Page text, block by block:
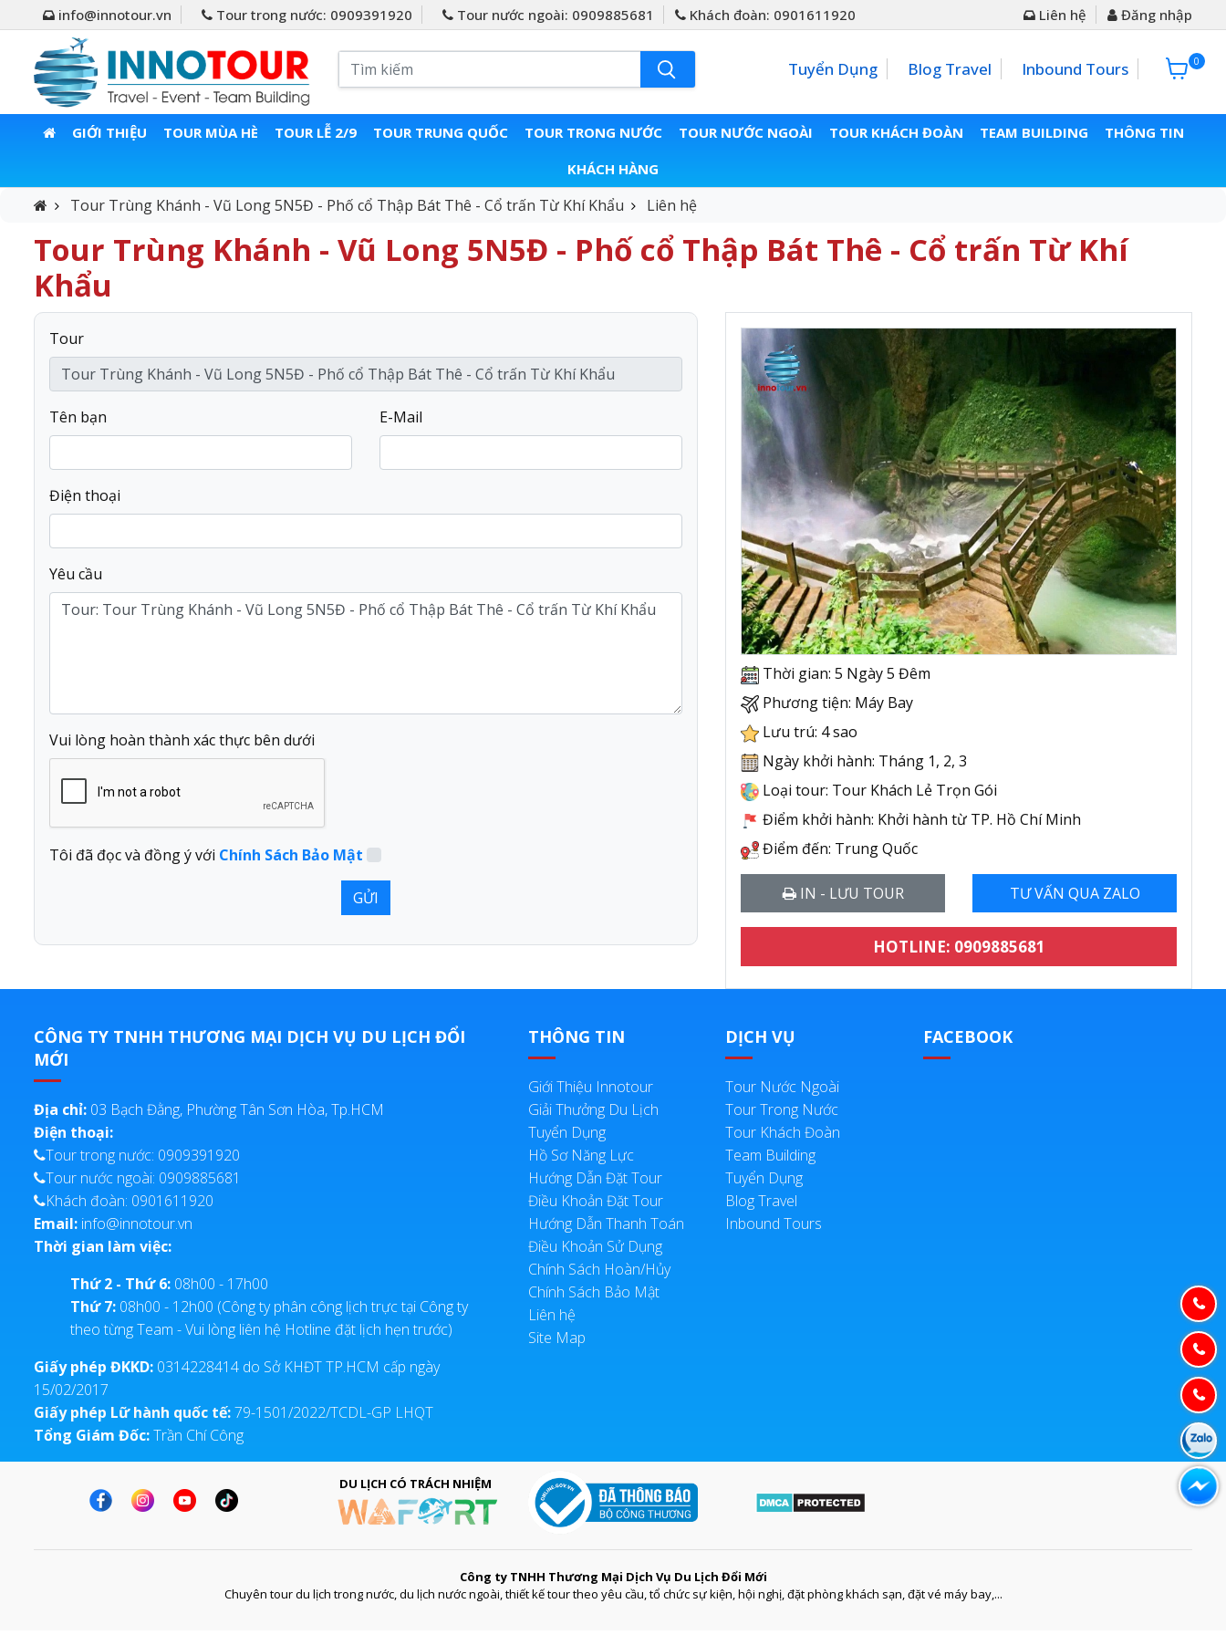
info@innotour.vn Tour trong nước: 0909391920 Tour nước ngoài: 0909885681 Khách đoàn: 0901611920 Liên hệ Đăng nhập
Tuyển Dụng Blog Travel Inbound Tours 0 0đ
GIỚI THIỆU TOUR MÙA HÈ TOUR LỄ 2/9 TOUR TRUNG QUỐC TOUR TRONG NƯỚC TOUR NƯỚC NGOÀI TOUR KHÁCH ĐOÀN TEAM BUILDING
THÔNG TIN
KHÁCH HÀNG
Tour Trùng Khánh - Vũ Long 5N5Đ - Phố cổ Thập Bát Thê - Cổ trấn Từ Khí Khẩu Liên hệ
Tour Trùng Khánh - Vũ Long 5N5Đ - Phố cổ Thập Bát Thê - Cổ trấn Từ Khí
Khẩu
Tour
Tên bạn E-Mail
Điện thoại
Yêu cầu
Vui lòng hoàn thành xác thực bên dưới
Tôi đã đọc và đồng ý với Chính Sách Bảo Mật
Thời gian: 5 Ngày 5 Đêm
Phương tiện: Máy Bay
Lưu trú: 4 sao
Ngày khởi hành: Tháng 1, 2, 3
Loại tour: Tour Khách Lẻ Trọn Gói
Điểm khởi hành: Khởi hành từ TP. Hồ Chí Minh
Điểm đến: Trung Quốc
IN - LƯU TOUR TƯ VẤN QUA ZALO
HOTLINE: 0909885681
CÔNG TY TNHH THƯƠNG MẠI DỊCH VỤ DU LỊCH ĐỔI
MỚI
Địa chỉ: 03 Bạch Đằng, Phường Tân Sơn Hòa, Tp.HCM
Điện thoại:
Tour trong nước: 0909391920
Tour nước ngoài: 0909885681
Khách đoàn: 0901611920
Email: info@innotour.vn
Thời gian làm việc:
Thứ 2 - Thứ 6: 08h00 - 17h00
Thứ 7: 08h00 - 12h00 (Công ty phân công lịch trực tại Công ty
theo từng Team - Vui lòng liên hệ Hotline đặt lịch hẹn trước)
Giấy phép ĐKKD: 0314228414 do Sở KHĐT TP.HCM cấp ngày
15/02/2017
Giấy phép Lữ hành quốc tế:79-1501/2022/TCDL-GP LHQT
Tổng Giám Đốc:Trần Chí Công
THÔNG TIN
Giới Thiệu Innotour
Giải Thưởng Du Lịch
Tuyển Dụng
Hồ Sơ Năng Lực
Hướng Dẫn Đặt Tour
Điều Khoản Đặt Tour
Hướng Dẫn Thanh Toán
Điều Khoản Sử Dụng
Chính Sách Hoàn/Hủy
Chính Sách Bảo Mật
Liên hệ
Site Map
DỊCH VỤ
Tour Nước Ngoài
Tour Trong Nước
Tour Khách Đoàn
Team Building
Tuyển Dụng
Blog Travel
Inbound Tours
FACEBOOK
DU LỊCH CÓ TRÁCH NHIỆM
Công ty TNHH Thương Mại Dịch Vụ Du Lịch Đổi Mới
Chuyên tour du lịch trong nước, du lịch nước ngoài, thiết kế tour theo yêu cầu, tổ chức sự kiện, hội nghị, đặt phòng khách sạn, đặt vé máy bay,...